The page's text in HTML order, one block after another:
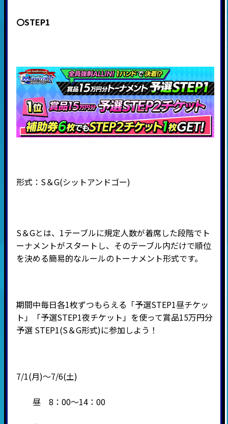
〇STEP1
形式： S＆G(シットアンドゴー)
S＆Gとは、1テーブルに規定人数が着席した段階でト
ーナメントがスタートし、そのテーブル内だけで順位
を決める簡易的なルールのトーナメント形式です。
期間中毎日各1枚ずつもらえる「予選STEP1昼チケッ
ト」「予選STEP1夜チケット」を使って賞品15万円分
予選 STEP1(S＆G形式)に参加しよう！
7/1(月)～7/6(土)
昼 8：00～14：00